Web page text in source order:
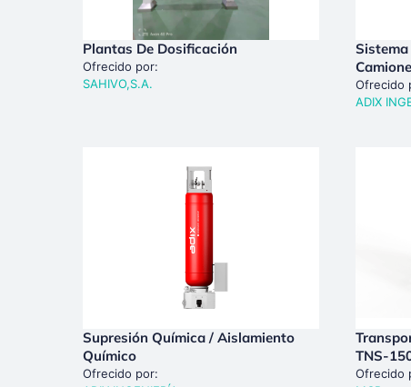
Plantas De Dosificación
Ofrecido por:
SAHIVO,S.A.
Sistema
Ofrecido
ADIX
Supresión Química / Aislamiento
Químico
Ofrecido por:
TNS-
Ofrecido